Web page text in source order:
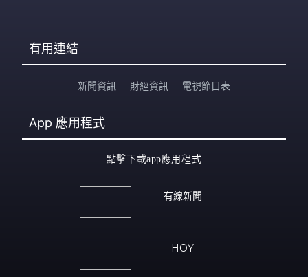
有用連結
新聞資訊 財經資訊 電視節目表
App 應用程式
點擊下載app應用程式
有線新聞
HOY